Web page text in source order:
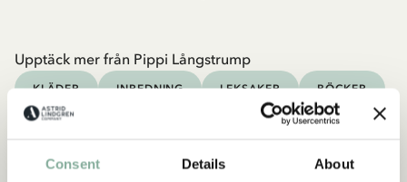
Consent Details About
Upptäck mer från Pippi Långstrump
KLÄDER INREDNING LEKSAKER BÖCKER
KALAS
Upptäck mer Kläder